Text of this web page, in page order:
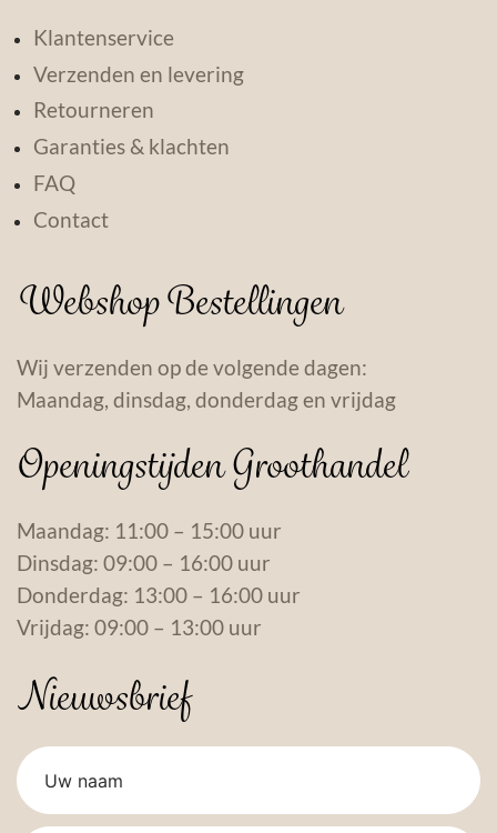
Klantenservice
Verzenden en levering
Retourneren
Garanties & klachten
FAQ
Contact
Webshop Bestellingen
Wij verzenden op de volgende dagen:
Maandag, dinsdag, donderdag en vrijdag
Openingstijden Groothandel
Maandag: 11:00 – 15:00 uur
Dinsdag: 09:00 – 16:00 uur
Donderdag: 13:00 – 16:00 uur
Vrijdag: 09:00 – 13:00 uur
Nieuwsbrief